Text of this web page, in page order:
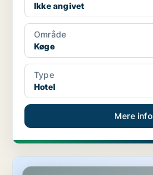
Ikke angivet
Område
Køge
Type
Hotel
Mere info
Kontorejendom i Køge